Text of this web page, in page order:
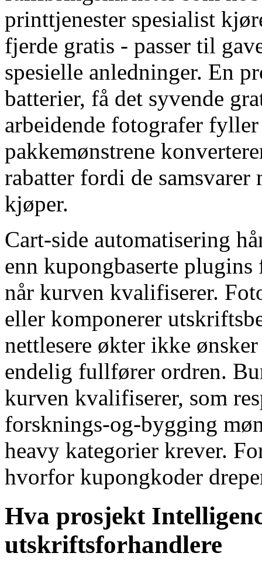
printtjenester spesialist
fjerde gratis - passer til
spesielle anledninger. En
batterier, få det syvende
arbeidende fotografer
pakkemønstrene
rabatter fordi de
kjøper.
Cart-side automatisering
enn kupongbaserte
når kurven kvalifiserer.
eller komponerer
nettlesere økter ikke
endelig fullfører ordren.
kurven kvalifiserer, som
forsknings-og-bygging
heavy kategorier krever.
hvorfor kupongkoder
Hva prosjekt
utskriftsforhandlere